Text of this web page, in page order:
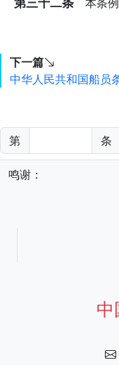
下一篇
中华人民共和国船员
第 条
鸣谢：
中